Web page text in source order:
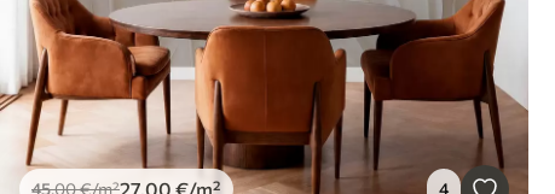
45.00€/m²27 .00 €/m² 4